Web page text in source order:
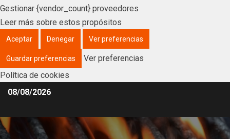
Gestionar {vendor_count} proveedores
Leer más sobre estos propósitos
Aceptar Denegar Ver preferencias
Guardar preferencias
Ver preferencias
Política de cookies
08/08/2026